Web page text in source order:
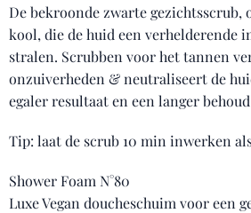
De bekroonde zwarte gezichtsscrub,
kool, die de huid een verhelderende
stralen. Scrubben voor het tannen
onzuiverheden & neutraliseert de
egaler resultaat en een langer
Tip: laat de scrub 10 min inwerken
Shower Foam N°80
Luxe Vegan doucheschuim voor een